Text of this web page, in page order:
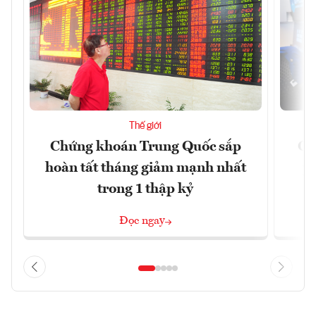
Thế giới
Chứng khoán Trung Quốc sắp
hoàn tất tháng giảm mạnh nhất
trong 1 thập kỷ
Đọc ngay